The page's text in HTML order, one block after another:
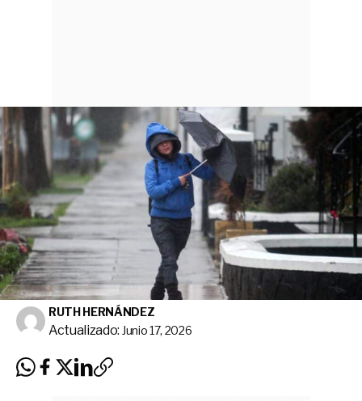
RUTH HERNÁNDEZ
Actualizado: Junio 17, 2026